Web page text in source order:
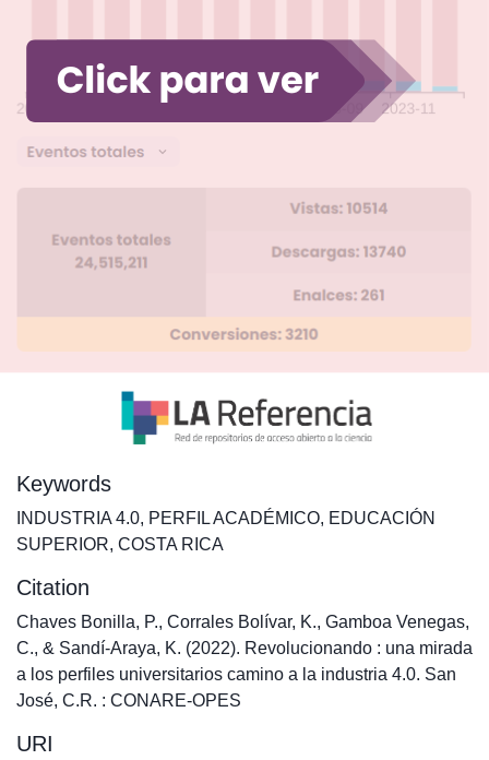
Keywords
INDUSTRIA 4.0, PERFIL ACADÉMICO, EDUCACIÓN
SUPERIOR, COSTA RICA
Citation
Chaves Bonilla, P., Corrales Bolívar, K., Gamboa Venegas,
C., & Sandí-Araya, K. (2022). Revolucionando : una mirada
a los perfiles universitarios camino a la industria 4.0. San
José, C.R. : CONARE-OPES
URI